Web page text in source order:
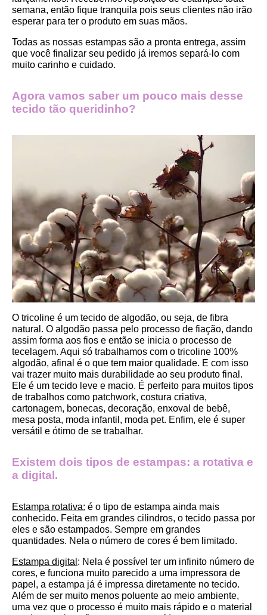
semana, então fique tranquila pois seus clientes não irão
esperar para ter o produto em suas mãos.
Todas as nossas estampas são a pronta entrega, assim
que você finalizar seu pedido já iremos separá-lo com
muito carinho e cuidado.
Agora vamos saber um pouco mais desse
tecido tão queridinho?
O tricoline é um tecido de algodão, ou seja, de fibra
natural. O algodão passa pelo processo de fiação, dando
assim forma aos fios e então se inicia o processo de
tecelagem. Aqui só trabalhamos com o tricoline 100%
algodão, afinal é o que tem maior qualidade. E com isso
vai trazer muito mais durabilidade ao seu produto final.
Ele é um tecido leve e macio. É perfeito para muitos tipos
de trabalhos como patchwork, costura criativa,
cartonagem, bonecas, decoração, enxoval de bebê,
mesa posta, moda infantil, moda pet. Enfim, ele é super
versátil e ótimo de se trabalhar.
Existem dois tipos de estampas: a rotativa e
a digital.
Estampa rotativa: é o tipo de estampa ainda mais
conhecido. Feita em grandes cilindros, o tecido passa por
eles e são estampados. Sempre em grandes
quantidades. Nela o número de cores é bem limitado.
Estampa digital : Nela é possível ter um infinito número de
cores, e funciona muito parecido a uma impressora de
papel, a estampa já é impressa diretamente no tecido.
Além de ser muito menos poluente ao meio ambiente,
uma vez que o processo é muito mais rápido e o material